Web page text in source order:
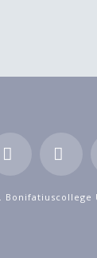
LinkedIn
Bonifatiuscollege